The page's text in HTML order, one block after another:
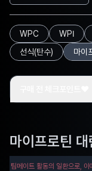
WPC WPI
선식(탄수)
마이
마이프로틴 대
메이트 활동의 일환으로, 이에